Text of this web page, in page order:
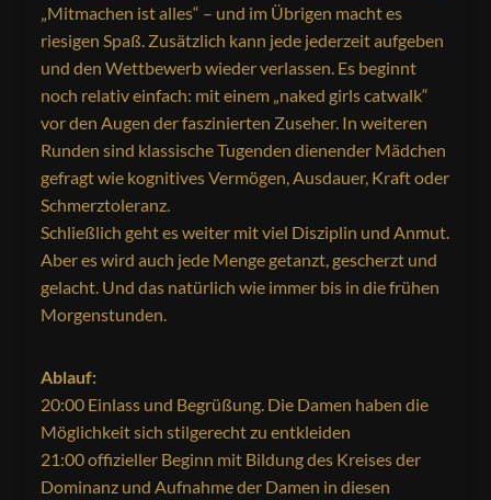
„Mitmachen ist alles“ – und im Übrigen macht es
riesigen Spaß. Zusätzlich kann jede jederzeit aufgeben
und den Wettbewerb wieder verlassen. Es beginnt
noch relativ einfach: mit einem „naked girls catwalk“
vor den Augen der faszinierten Zuseher. In weiteren
Runden sind klassische Tugenden dienender Mädchen
gefragt wie kognitives Vermögen, Ausdauer, Kraft oder
Schmerztoleranz.
Schließlich geht es weiter mit viel Disziplin und Anmut.
Aber es wird auch jede Menge getanzt, gescherzt und
gelacht. Und das natürlich wie immer bis in die frühen
Morgenstunden.
Ablauf:
20:00 Einlass und Begrüßung. Die Damen haben die
Möglichkeit sich stilgerecht zu entkleiden
21:00 offizieller Beginn mit Bildung des Kreises der
Dominanz und Aufnahme der Damen in diesen